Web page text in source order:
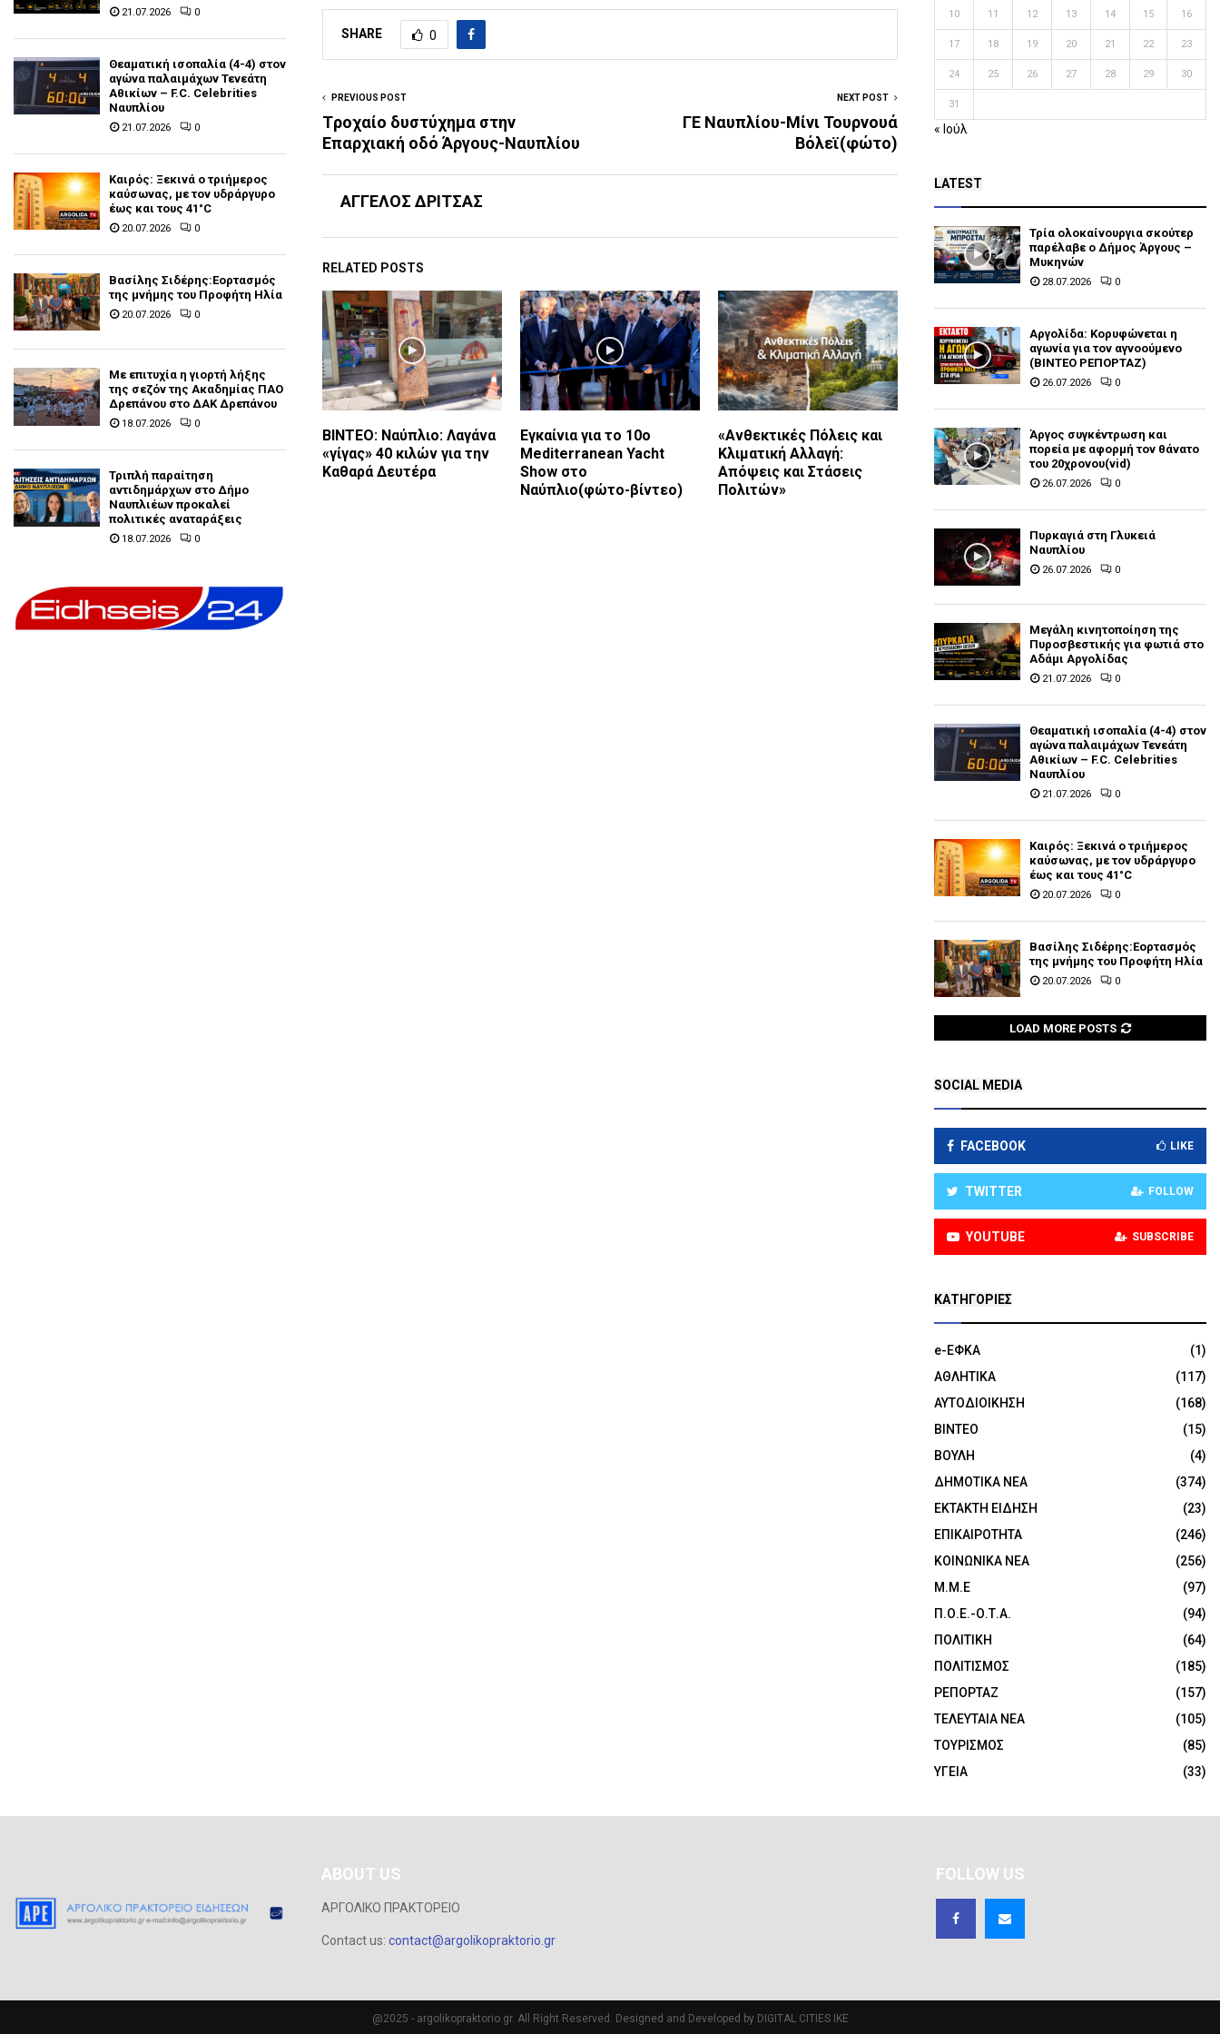
SHARE 0
PREVIOUS POST
Tροχαίο δυστύχημα στην
Επαρχιακή οδό Άργους-Ναυπλίου
NEXT POST
ΓΕ Ναυπλίου-Μίνι Τουρνουά
Βόλεϊ(φώτο)
ΑΓΓΕΛΟΣ ΔΡΙΤΣΑΣ
RELATED POSTS
ΒΙΝΤΕΟ: Ναύπλιο: Λαγάνα
«γίγας» 40 κιλών για την
Καθαρά Δευτέρα
Eγκαίνια για το 10ο
Mediterranean Yacht
Show στο
Ναύπλιο(φώτο-βίντεο)
«Ανθεκτικές Πόλεις και
Κλιματική Αλλαγή:
Απόψεις και Στάσεις
Πολιτών»
21.07.2026 0
Θεαματική ισοπαλία (4-4) στον
αγώνα παλαιμάχων Τενεάτη
Αθικίων – F.C. Celebrities
Ναυπλίου
21.07.2026 0
Καιρός: Ξεκινά ο τριήμερος
καύσωνας, με τον υδράργυρο
έως και τους 41°C
20.07.2026 0
Βασίλης Σιδέρης:Εορτασμός
της μνήμης του Προφήτη Ηλία
20.07.2026 0
Με επιτυχία η γιορτή λήξης
της σεζόν της Ακαδημίας ΠΑΟ
Δρεπάνου στο ΔΑΚ Δρεπάνου
18.07.2026 0
Τριπλή παραίτηση
αντιδημάρχων στο Δήμο
Ναυπλιέων προκαλεί
πολιτικές αναταράξεις
18.07.2026 0
10 11 12 13 14 15 16
17 18 19 20 21 22 23
24 25 26 27 28 29 30
31
« Ιούλ
LATEST
Τρία ολοκαίνουργια σκούτερ
παρέλαβε o Δήμος Άργους –
Μυκηνών
28.07.2026 0
Αργολίδα: Κορυφώνεται η
αγωνία για τον αγνοούμενο
(ΒΙΝΤΕΟ ΡΕΠΟΡΤΑΖ)
26.07.2026 0
Άργος συγκέντρωση και
πορεία με αφορμή τον θάνατο
του 20χρονου(vid)
26.07.2026 0
Πυρκαγιά στη Γλυκειά
Ναυπλίου
26.07.2026 0
Μεγάλη κινητοποίηση της
Πυροσβεστικής για φωτιά στο
Αδάμι Αργολίδας
21.07.2026 0
Θεαματική ισοπαλία (4-4) στον
αγώνα παλαιμάχων Τενεάτη
Αθικίων – F.C. Celebrities
Ναυπλίου
21.07.2026 0
Καιρός: Ξεκινά ο τριήμερος
καύσωνας, με τον υδράργυρο
έως και τους 41°C
20.07.2026 0
Βασίλης Σιδέρης:Εορτασμός
της μνήμης του Προφήτη Ηλία
20.07.2026 0
LOAD MORE POSTS
SOCIAL MEDIA
FACEBOOK LIKE
TWITTER FOLLOW
YOUTUBE SUBSCRIBE
KΑΤΗΓΟΡΊΕΣ
e-ΕΦΚΑ
(1)
ΑΘΛΗΤΙΚΑ
(117)
ΑΥΤΟΔΙΟΙΚΗΣΗ
(168)
ΒΙΝΤΕΟ
(15)
ΒΟΥΛΗ
(4)
ΔΗΜΟΤΙΚΑ ΝΕΑ
(374)
ΕΚΤΑΚΤΗ ΕΙΔΗΣΗ
(23)
ΕΠΙΚΑΙΡΟΤΗΤΑ
(246)
ΚΟΙΝΩΝΙΚΑ ΝΕΑ
(256)
Μ.Μ.Ε
(97)
Π.Ο.Ε.-Ο.Τ.Α.
(94)
ΠΟΛΙΤΙΚΗ
(64)
ΠΟΛΙΤΙΣΜΟΣ
(185)
ΡΕΠΟΡΤΑΖ
(157)
ΤΕΛΕΥΤΑΙΑ ΝΕΑ
(105)
ΤΟΥΡΙΣΜΟΣ
(85)
ΥΓΕΙΑ
(33)
ABOUT US
ΑΡΓΟΛΙΚΟ ΠΡΑΚΤΟΡΕΙΟ
Contact us: contact@argolikopraktorio.gr
FOLLOW US
@2025 - argolikopraktorio.gr. All Right Reserved. Designed and Developed by DIGITAL CITIES IKE